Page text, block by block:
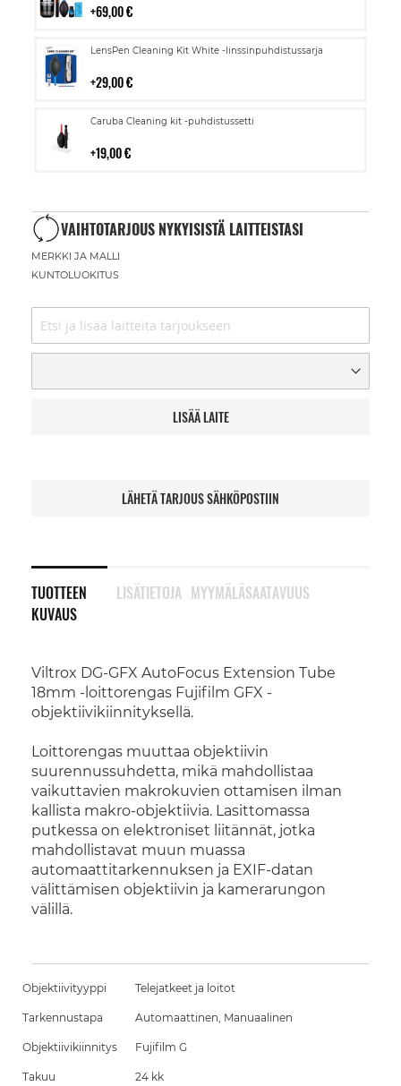
69,00 €
LensPen Cleaning Kit White -linssinpuhdistussarja
29,00 €
Lisää
Caruba Cleaning kit -puhdistussetti
19,00 €
Lisää
VAIHTOTARJOUS NYKYISISTÄ LAITTEISTASI
MERKKI JA MALLI
KUNTOLUOKITUS
LISÄÄ LAITE
LÄHETÄ TARJOUS SÄHKÖPOSTIIN
TUOTTEEN
KUVAUS
Viltrox DG-GFX AutoFocus Extension Tube
18mm -loittorengas Fujifilm GFX -
objektiivikiinnityksellä.
Loittorengas muuttaa objektiivin
suurennussuhdetta, mikä mahdollistaa
vaikuttavien makrokuvien ottamisen ilman
kallista makro-objektiivia. Lasittomassa
putkessa on elektroniset liitännät, jotka
mahdollistavat muun muassa
automaattitarkennuksen ja EXIF-datan
välittämisen objektiivin ja kamerarungon
välillä.
LISÄTIETOJA MYYMÄLÄSAATAVUUS
Objektiivityyppi Telejatkeet ja loitot
Tarkennustapa Automaattinen, Manuaalinen
Objektiivikiinnitys Fujifilm G
Takuu
24 kk